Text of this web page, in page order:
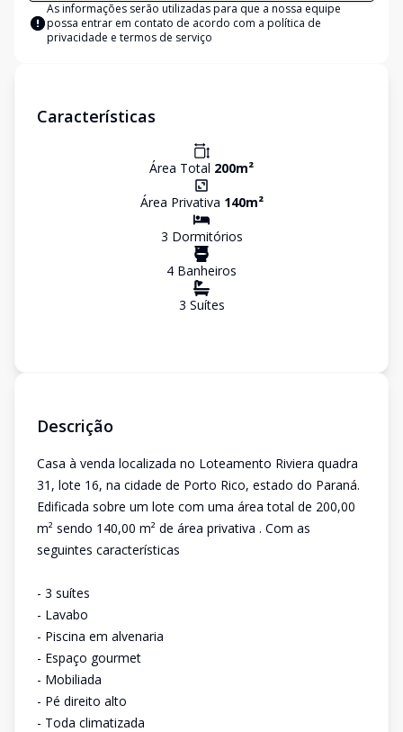
As informações serão utilizadas para que a nossa equipe
possa entrar em contato de acordo com a política de
privacidade e termos de serviço
Características
Área Total 200m²
Área Privativa 140m²
3 Dormitórios
4 Banheiros
3 Suítes
Descrição
Casa à venda localizada no Loteamento Riviera quadra
31, lote 16, na cidade de Porto Rico, estado do Paraná.
Edificada sobre um lote com uma área total de 200,00
m² sendo 140,00 m² de área privativa . Com as
seguintes características
- 3 suítes
- Lavabo
- Piscina em alvenaria
- Espaço gourmet
- Mobiliada
- Pé direito alto
- Toda climatizada